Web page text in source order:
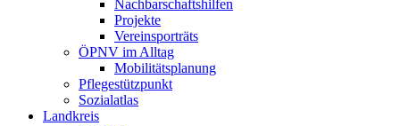
Nachbarschaftshilfen
Projekte
Vereinsporträts
ÖPNV im Alltag
Mobilitätsplanung
Pflegestützpunkt
Sozialatlas
Landkreis